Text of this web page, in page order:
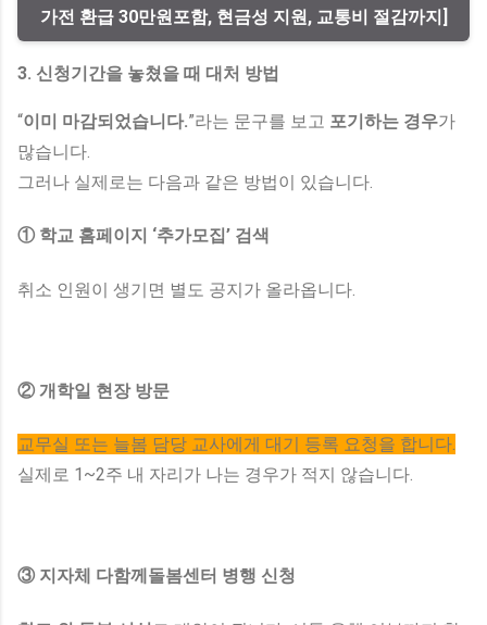
가전 환급 30만원포함, 현금성 지원, 교통비 절감까지]
3. 신청기간을 놓쳤을 때 대처 방법
“이미 마감되었습니다.”라는 문구를 보고 포기하는 경우가
많습니다.
그러나 실제로는 다음과 같은 방법이 있습니다.
① 학교 홈페이지 ‘추가모집’ 검색
취소 인원이 생기면 별도 공지가 올라옵니다.
② 개학일 현장 방문
교무실 또는 늘봄 담당 교사에게 대기 등록 요청을 합니다.
실제로 1~2주 내 자리가 나는 경우가 적지 않습니다.
③ 지자체 다함께돌봄센터 병행 신청